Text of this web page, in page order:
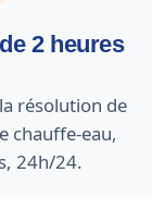
2 heures
résolution de
chauffe-eau,
24h/24.